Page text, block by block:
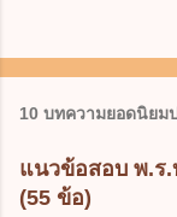
10 บทความยอดนิยม
แนวข้อสอบ พ.ร
(55 ข้อ)